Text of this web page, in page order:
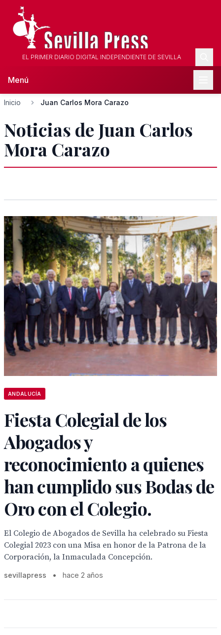
EL PRIMER DIARIO DIGITAL INDEPENDIENTE DE SEVILLA
Menú
Inicio Juan Carlos Mora Carazo
Noticias de Juan Carlos
Mora Carazo
ANDALUCÍA
Fiesta Colegial de los
Abogados y
reconocimiento a quienes
han cumplido sus Bodas de
Oro con el Colegio.
El Colegio de Abogados de Sevilla ha celebrado su Fiesta
Colegial 2023 con una Misa en honor de la Patrona de la
Corporación, la Inmaculada Concepción.
sevillapress • hace 2 años